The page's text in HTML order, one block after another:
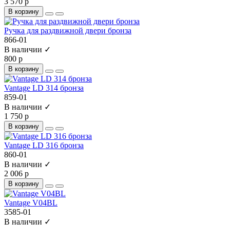
В корзину
Ручка для раздвижной двери бронза
866-01
В наличии ✓
800 р
В корзину
Vantage LD 314 бронза
859-01
В наличии ✓
1 750 р
В корзину
Vantage LD 316 бронза
860-01
В наличии ✓
2 006 р
В корзину
Vantage V04BL
3585-01
В наличии ✓